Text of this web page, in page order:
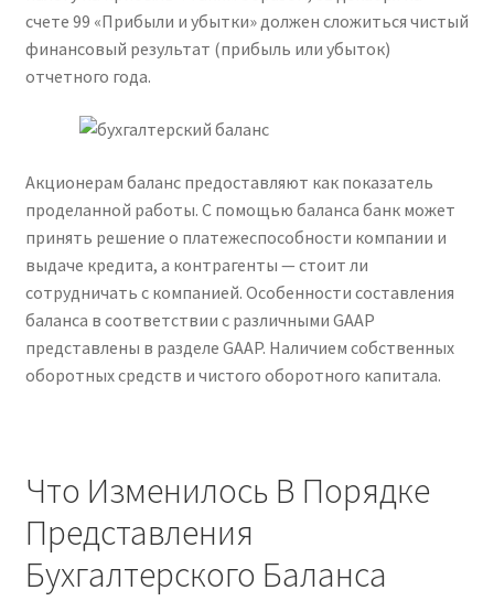
счете 99 «Прибыли и убытки» должен сложиться чистый
финансовый результат (прибыль или убыток)
отчетного года.
Акционерам баланс предоставляют как показатель
проделанной работы. С помощью баланса банк может
принять решение о платежеспособности компании и
выдаче кредита, а контрагенты — стоит ли
сотрудничать с компанией. Особенности составления
баланса в соответствии с различными GAAP
представлены в разделе GAAP. Наличием собственных
оборотных средств и чистого оборотного капитала.
Что Изменилось В Порядке
Представления
Бухгалтерского Баланса